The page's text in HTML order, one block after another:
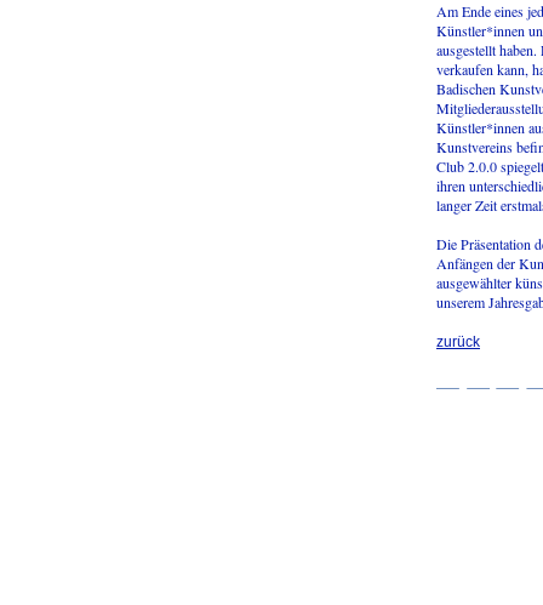
Am Ende eines
Künstler*innen
ausgestellt
verkaufen kann,
Badischen
Künstler*innen
Kunstvereins
Club 2.0.0
ihren
langer Zeit
Die Präsentation
Anfängen der
ausgewählter
unserem
zurück